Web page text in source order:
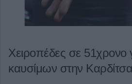
Χειροπέδες σε 51χρονο
καυσίμων στην Καρδίτσα